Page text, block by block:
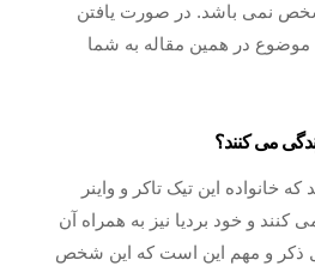
نمی باشد. در صورت یافتن
موضوع در همین مقاله به شما
می کنند؟
خانواده این تیک تاکر و واینر
و خود بردیا نیز به همراه آن
ذکر و مهم این است که این شخص